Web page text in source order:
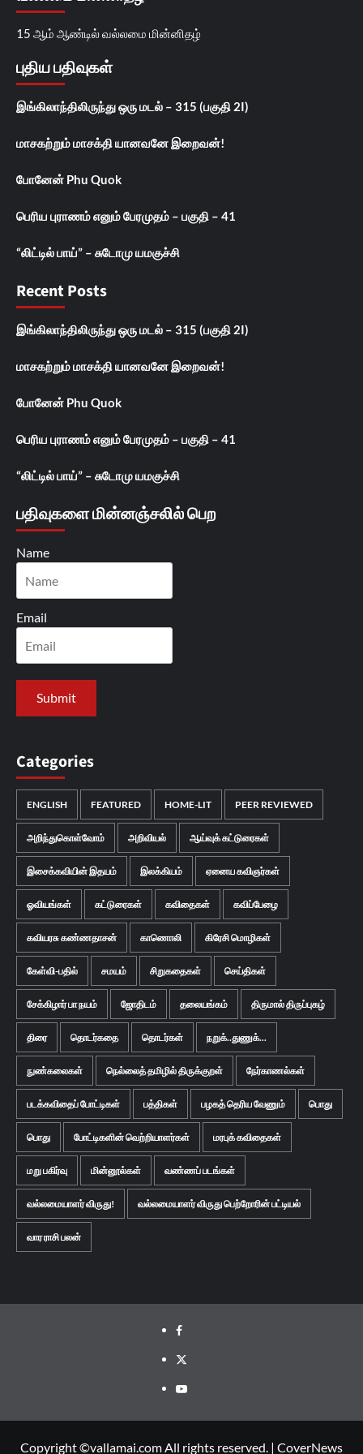
15 ஆம் ஆண்டில் வல்லமை மின்னிதழ்
புதிய பதிவுகள்
இங்கிலாந்திலிருந்து ஒரு மடல் – 315 (பகுதி 2I)
மாசகற்றும் மாசக்தி யானவனே இறைவன்!
போனேன் Phu Quok
பெரிய புராணம் எனும் பேரமுதம் – பகுதி – 41
“லிட்டில் பாய்” – சுடோமு யமகுச்சி
Recent Posts
இங்கிலாந்திலிருந்து ஒரு மடல் – 315 (பகுதி 2I)
மாசகற்றும் மாசக்தி யானவனே இறைவன்!
போனேன் Phu Quok
பெரிய புராணம் எனும் பேரமுதம் – பகுதி – 41
“லிட்டில் பாய்” – சுடோமு யமகுச்சி
பதிவுகளை மின்னஞ்சலில் பெற
Name
Email
Categories
ENGLISH FEATURED HOME-LIT PEER REVIEWED
அறிந்துகொள்வோம் அறிவியல் ஆய்வுக் கட்டுரைகள்
இசைக்கவியின் இதயம் இலக்கியம் ஏனைய கவிஞர்கள்
ஓவியங்கள் கட்டுரைகள் கவிதைகள் கவிப்பேழை
கவியரசு கண்ணதாசன் காணொலி கிரேசி மொழிகள்
கேள்வி-பதில் சமயம் சிறுகதைகள் செய்திகள்
சேக்கிழார் பா நயம் ஜோதிடம் தலையங்கம் திருமால் திருப்புகழ்
திரை தொடர்கதை தொடர்கள் நறுக்..துணுக்...
நுண்கலைகள் நெல்லைத் தமிழில் திருக்குறள் நேர்காணல்கள்
படக்கவிதைப் போட்டிகள் பத்திகள் பழகத் தெரிய வேணும் பொது
பொது போட்டிகளின் வெற்றியாளர்கள் மரபுக் கவிதைகள்
மறு பகிர்வு மின்னூல்கள் வண்ணப் படங்கள்
வல்லமையாளர் விருது! வல்லமையாளர் விருது பெற்றோரின் பட்டியல்
வார ராசி பலன்
Facebook
Twitter
Youtube
Copyright ©vallamai.com All rights reserved. | CoverNews